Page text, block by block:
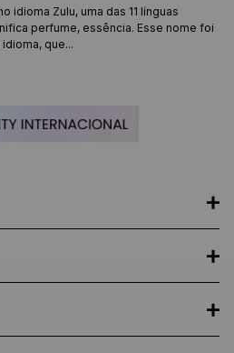
idioma Zulu, uma das 11 línguas
perfume, essência. Esse nome foi
que...